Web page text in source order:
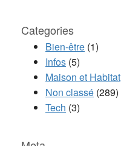
Categories
Bien-être (1)
Infos (5)
Maison et Habitat
Non classé (289)
Tech (3)